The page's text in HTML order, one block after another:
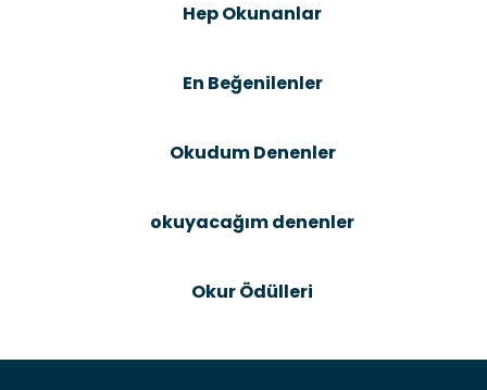
Ürün açıklamasında eksik bilgiler bulunuyor.
Ürün fiyatı diğer sitelerden daha pahalı.
Hep Okunanlar
En Beğenilenler
Okudum Denenler
okuyacağım denenler
Okur Ödülleri